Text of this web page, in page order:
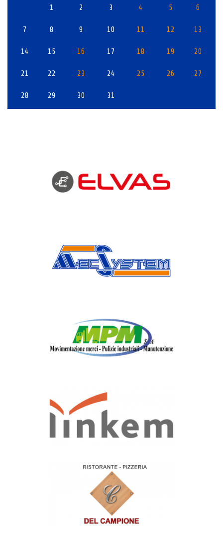
1 2 3 4 5 6
7 8 9 10 11 12 13
14 15 16 17 18 19 20
21 22 23 24 25 26 27
28 29 30 31